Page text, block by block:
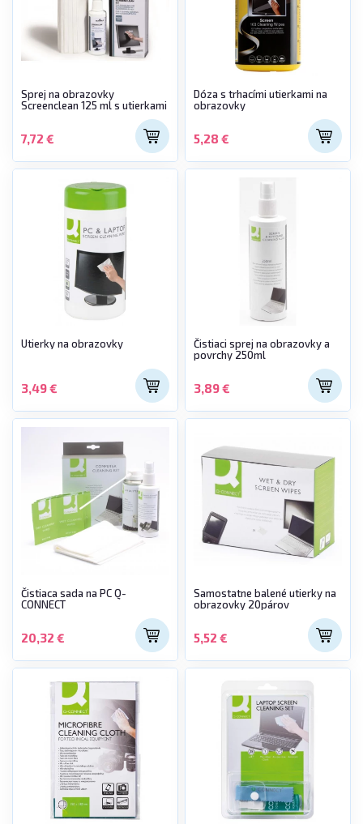
Sprej na obrazovky
Screenclean 125 ml s utierkami
7,72 €
Dóza s trhacími utierkami na
obrazovky
5,28 €
Utierky na obrazovky
3,49 €
Čistiaci sprej na obrazovky a
povrchy 250ml
3,89 €
Čistiaca sada na PC Q-
CONNECT
20,32 €
Samostatne balené utierky na
obrazovky 20párov
5,52 €